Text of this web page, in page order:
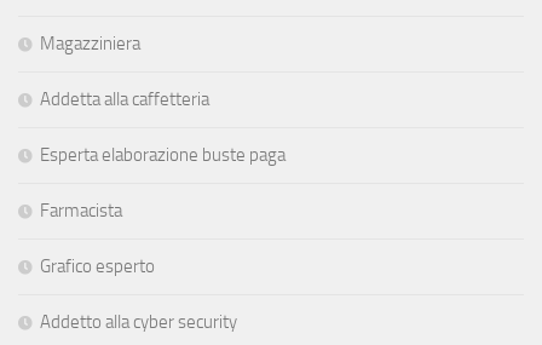
Magazziniera
Addetta alla caffetteria
Esperta elaborazione buste paga
Farmacista
Grafico esperto
Addetto alla cyber security